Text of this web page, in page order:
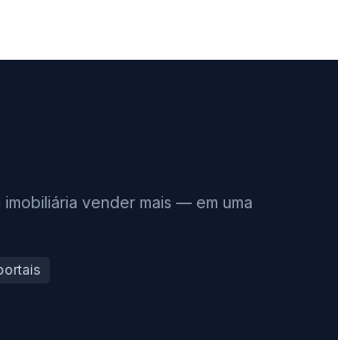
imobiliária vender mais — em uma